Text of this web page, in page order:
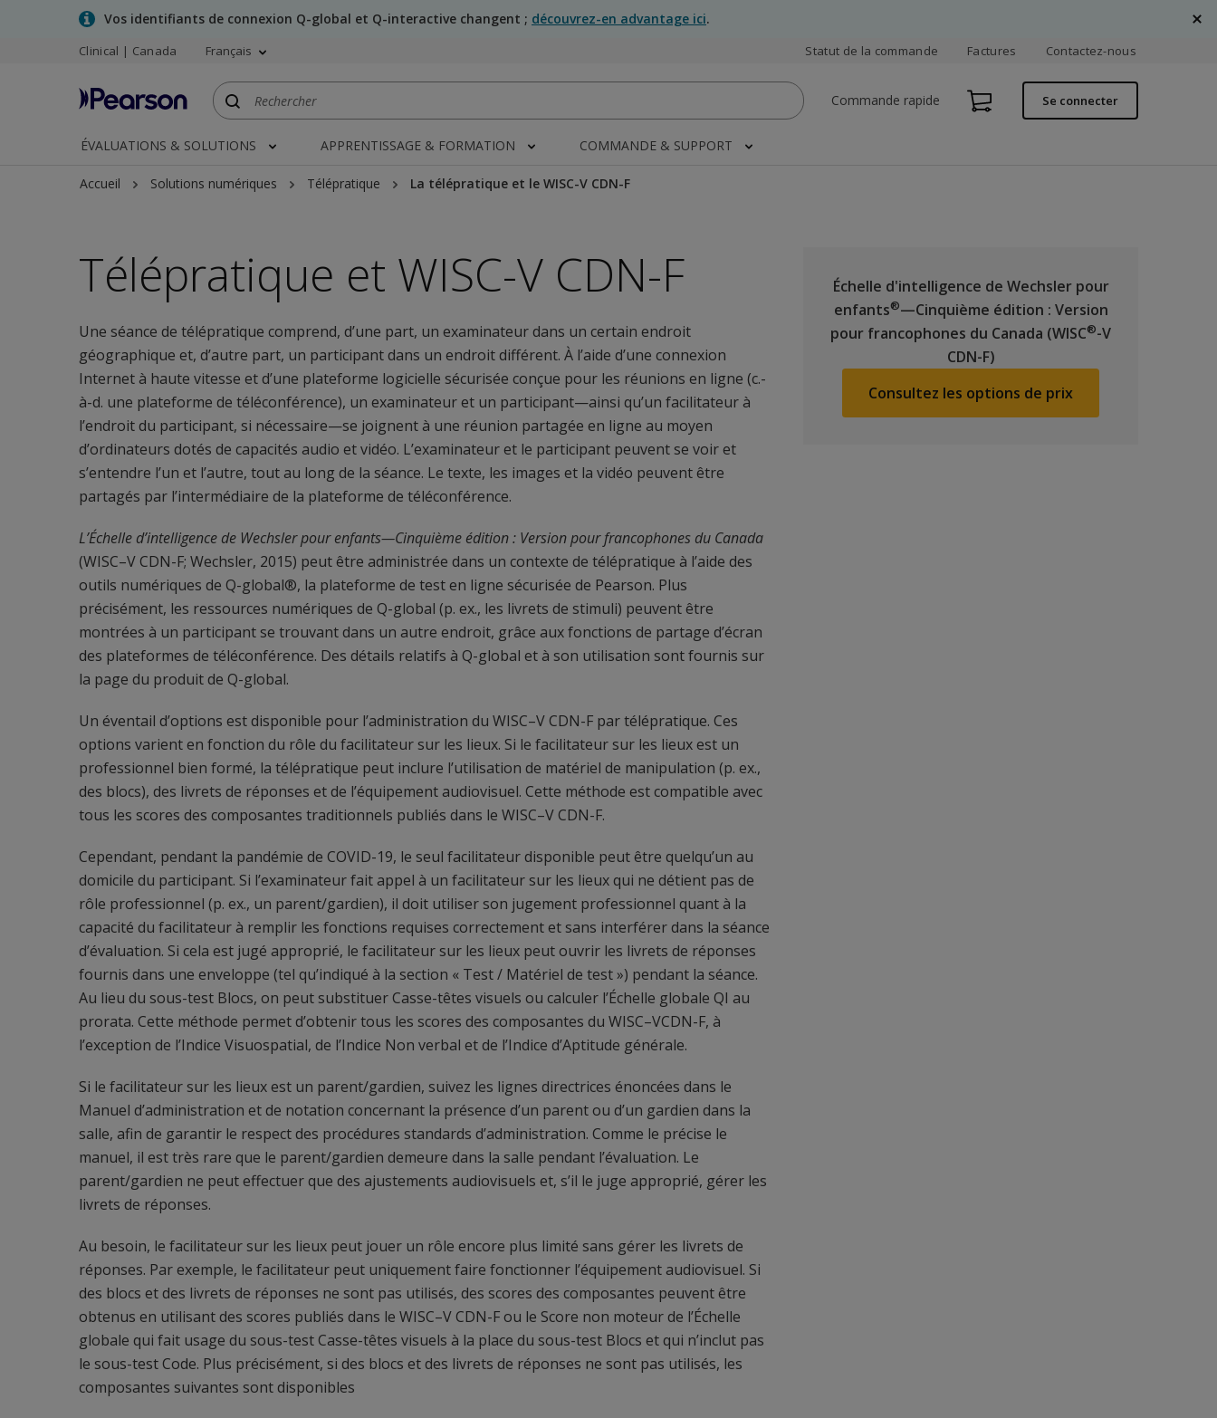
Vos identifiants de connexion Q-global et Q-interactive changent ; découvrez-en advantage ici.
Clinical | Canada Français Statut de la commande Factures Contactez-nous
Commande rapide Se connecter
ÉVALUATIONS & SOLUTIONS APPRENTISSAGE & FORMATION COMMANDE & SUPPORT
Accueil Solutions numériques Télépratique La télépratique et le WISC-V CDN-F
Télépratique et WISC-V CDN-F
Une séance de télépratique comprend, d’une part, un examinateur dans un certain endroit
géographique et, d’autre part, un participant dans un endroit différent. À l’aide d’une connexion
Internet à haute vitesse et d’une plateforme logicielle sécurisée conçue pour les réunions en ligne (c.-
à-d. une plateforme de téléconférence), un examinateur et un participant—ainsi qu’un facilitateur à
l’endroit du participant, si nécessaire—se joignent à une réunion partagée en ligne au moyen
d’ordinateurs dotés de capacités audio et vidéo. L’examinateur et le participant peuvent se voir et
s’entendre l’un et l’autre, tout au long de la séance. Le texte, les images et la vidéo peuvent être
partagés par l’intermédiaire de la plateforme de téléconférence.
L’Échelle d’intelligence de Wechsler pour enfants—Cinquième édition : Version pour francophones du Canada
(WISC–V CDN-F; Wechsler, 2015) peut être administrée dans un contexte de télépratique à l’aide des
outils numériques de Q-global®, la plateforme de test en ligne sécurisée de Pearson. Plus
précisément, les ressources numériques de Q-global (p. ex., les livrets de stimuli) peuvent être
montrées à un participant se trouvant dans un autre endroit, grâce aux fonctions de partage d’écran
des plateformes de téléconférence. Des détails relatifs à Q-global et à son utilisation sont fournis sur
la page du produit de Q-global.
Un éventail d’options est disponible pour l’administration du WISC–V CDN-F par télépratique. Ces
options varient en fonction du rôle du facilitateur sur les lieux. Si le facilitateur sur les lieux est un
professionnel bien formé, la télépratique peut inclure l’utilisation de matériel de manipulation (p. ex.,
des blocs), des livrets de réponses et de l’équipement audiovisuel. Cette méthode est compatible avec
tous les scores des composantes traditionnels publiés dans le WISC–V CDN-F.
Cependant, pendant la pandémie de COVID-19, le seul facilitateur disponible peut être quelqu’un au
domicile du participant. Si l’examinateur fait appel à un facilitateur sur les lieux qui ne détient pas de
rôle professionnel (p. ex., un parent/gardien), il doit utiliser son jugement professionnel quant à la
capacité du facilitateur à remplir les fonctions requises correctement et sans interférer dans la séance
d’évaluation. Si cela est jugé approprié, le facilitateur sur les lieux peut ouvrir les livrets de réponses
fournis dans une enveloppe (tel qu’indiqué à la section « Test / Matériel de test ») pendant la séance.
Au lieu du sous-test Blocs, on peut substituer Casse-têtes visuels ou calculer l’Échelle globale QI au
prorata. Cette méthode permet d’obtenir tous les scores des composantes du WISC–VCDN-F, à
l’exception de l’Indice Visuospatial, de l’Indice Non verbal et de l’Indice d’Aptitude générale.
Si le facilitateur sur les lieux est un parent/gardien, suivez les lignes directrices énoncées dans le
Manuel d’administration et de notation concernant la présence d’un parent ou d’un gardien dans la
salle, afin de garantir le respect des procédures standards d’administration. Comme le précise le
manuel, il est très rare que le parent/gardien demeure dans la salle pendant l’évaluation. Le
parent/gardien ne peut effectuer que des ajustements audiovisuels et, s’il le juge approprié, gérer les
livrets de réponses.
Au besoin, le facilitateur sur les lieux peut jouer un rôle encore plus limité sans gérer les livrets de
réponses. Par exemple, le facilitateur peut uniquement faire fonctionner l’équipement audiovisuel. Si
des blocs et des livrets de réponses ne sont pas utilisés, des scores des composantes peuvent être
obtenus en utilisant des scores publiés dans le WISC–V CDN-F ou le Score non moteur de l’Échelle
globale qui fait usage du sous-test Casse-têtes visuels à la place du sous-test Blocs et qui n’inclut pas
le sous-test Code. Plus précisément, si des blocs et des livrets de réponses ne sont pas utilisés, les
composantes suivantes sont disponibles
Échelle d'intelligence de Wechsler pour
enfants®—Cinquième édition : Version
pour francophones du Canada (WISC®-V
CDN-F)
Consultez les options de prix